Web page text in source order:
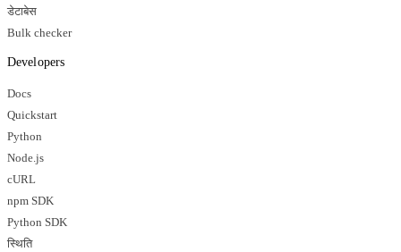
डेटाबेस
Bulk checker
Developers
Docs
Quickstart
Python
Node.js
cURL
npm SDK
Python SDK
स्थिति